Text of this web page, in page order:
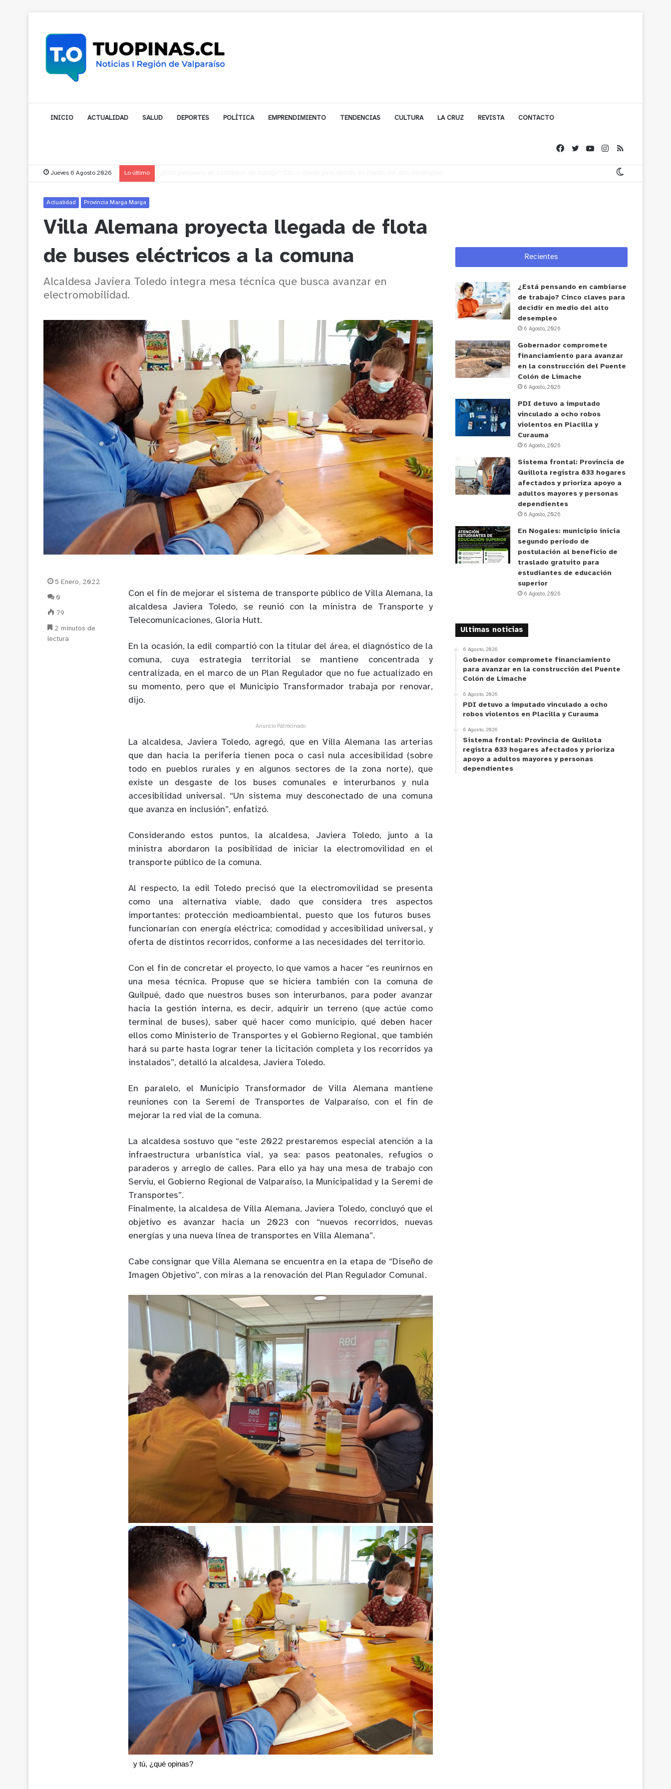
INICIO ACTUALIDAD SALUD DEPORTES POLÍTICA EMPRENDIMIENTO TENDENCIAS CULTURA LA CRUZ REVISTA CONTACTO
Jueves 6 Agosto 2026 Lo último
Actualidad Provincia Marga Marga
Villa Alemana proyecta llegada de flota
de buses eléctricos a la comuna
Alcaldesa Javiera Toledo integra mesa técnica que busca avanzar en
electromobilidad.
Con el fin de mejorar el sistema de transporte público de Villa Alemana, la
alcaldesa
Javiera Toledo, se reunió con la ministra de Transporte y
Telecomunicaciones, Gloria Hutt.
En la ocasión, la edil compartió con la titular del área, el diagnóstico de la
comuna, cuya estrategia territorial se mantiene concentrada y
centralizada, en el marco de un Plan Regulador que no fue actualizado en
su momento, pero que el Municipio Transformador trabaja por renovar,
dijo.
Anuncio Patrocinado
La alcaldesa, Javiera Toledo, agregó, que en Villa Alemana las arterias
que dan hacia la periferia tienen poca o casi nula accesibilidad(sobre
todo en pueblos rurales y en algunos sectores de la zona norte), que
existe un
desgaste de los buses comunales e interurbanos y nula
accesibilidad universal. “Un sistema muy desconectado de una comuna
que avanza en inclusión”, enfatizó.
Considerando estos puntos, la alcaldesa, Javiera Toledo, junto a la
ministra abordaron la posibilidad de iniciar la electromovilidad en el
transporte público de la comuna.
Al respecto, la edil Toledo precisó que la electromovilidad se presenta
como una alternativa viable, dado que considera tres aspectos
importantes: protección medioambiental, puesto que los futuros buses
funcionarían con energía eléctrica; comodidad y accesibilidad universal, y
oferta de distintos recorridos, conforme a las necesidades del territorio.
Con el fin de concretar el proyecto, lo que vamos a hacer “es reunirnos en
una mesa técnica. Propuseque se hiciera también con la comuna de
Quilpué, dado que nuestros buses son interurbanos, para poder avanzar
hacia la gestión interna, es decir, adquirir un terreno (que actúe como
terminal de buses), saber qué hacer como municipio, qué deben hacer
ellos como Ministerio de Transportes y el Gobierno Regional, quetambién
hará su parte hasta lograr tener la licitación completa y los recorridos ya
instalados”, detalló la alcaldesa, Javiera Toledo.
En paralelo, el Municipio Transformador de Villa Alemana mantiene
reuniones con la Seremi de Transportes de Valparaíso, con el fin de
mejorar la red vial de la comuna.
La alcaldesa sostuvo que “este 2022 prestaremos especial atención a la
infraestructura urbanística vial, ya sea: pasos peatonales, refugios o
paraderos y arreglo de calles. Para elloya hay una mesa de trabajo con
Serviu, el Gobierno Regional de Valparaíso, la Municipalidad y la Seremi de
Transportes”.
Finalmente, la alcaldesa de Villa Alemana, Javiera Toledo, concluyó que el
objetivo es avanzar hacia un 2023 con “nuevos recorridos, nuevas
energías y una nueva línea de transportes en Villa Alemana”.
Cabe consignar queVilla Alemana se encuentra en la etapa de “Diseño de
Imagen Objetivo”, con miras a la renovación del Plan Regulador Comunal.
y tú, ¿qué opinas?
5 Enero, 2022
0
79
2 minutos de
lectura
Recientes
¿Está pensando en cambiarse
de trabajo? Cinco claves para
decidir en medio del alto
desempleo
6 Agosto, 2026
Gobernador compromete
financiamiento para avanzar
en la construcción del Puente
Colón de Limache
6 Agosto, 2026
PDI detuvo a imputado
vinculado a ocho robos
violentos en Placilla y
Curauma
6 Agosto, 2026
Sistema frontal: Provincia de
Quillota registra 833 hogares
afectados y prioriza apoyo a
adultos mayores y personas
dependientes
6 Agosto, 2026
En Nogales: municipio inicia
segundo período de
postulación al beneficio de
traslado gratuito para
estudiantes de educación
superior
6 Agosto, 2026
Ultimas noticias
6 Agosto, 2026
Gobernador compromete financiamiento
para avanzar en la construcción del Puente
Colón de Limache
6 Agosto, 2026
PDI detuvo a imputado vinculado a ocho
robos violentos en Placilla y Curauma
6 Agosto, 2026
Sistema frontal: Provincia de Quillota
registra 833 hogares afectados y prioriza
apoyo a adultos mayores y personas
dependientes